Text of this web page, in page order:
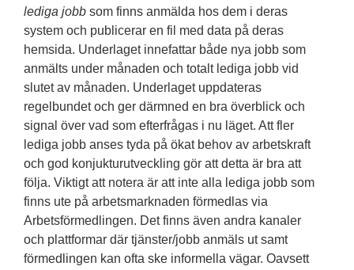
lediga jobb som finns anmälda hos dem i deras
system och publicerar en fil med data på deras
hemsida. Underlaget innefattar både nya jobb som
anmälts under månaden och totalt lediga jobb vid
slutet av månaden. Underlaget uppdateras
regelbundet och ger därmned en bra överblick och
signal över vad som efterfrågas i nu läget. Att fler
lediga jobb anses tyda på ökat behov av arbetskraft
och god konjukturutveckling gör att detta är bra att
följa. Viktigt att notera är att inte alla lediga jobb som
finns ute på arbetsmarknaden förmedlas via
Arbetsförmedlingen. Det finns även andra kanaler
och plattformar där tjänster/jobb anmäls ut samt
förmedlingen kan ofta ske informella vägar. Oavsett